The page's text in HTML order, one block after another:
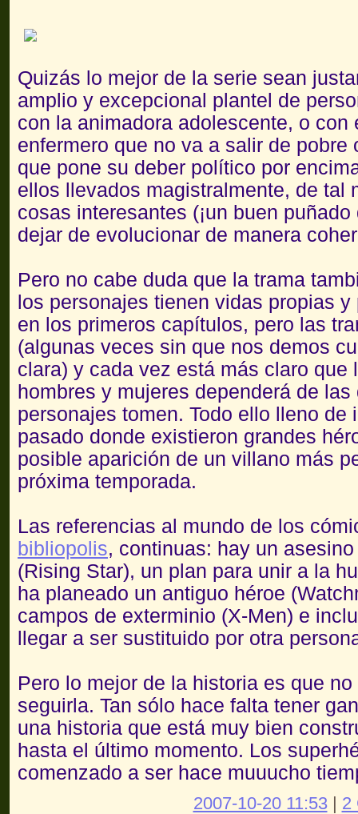
Quizás lo mejor de la serie sean
amplio y excepcional plantel de
con la animadora adolescente, o
enfermero que no va a salir de
que pone su deber político por
ellos llevados magistralmente, de tal
cosas interesantes (¡un buen
dejar de evolucionar de manera
Pero no cabe duda que la trama
los personajes tienen vidas propias
en los primeros capítulos, pero las
(algunas veces sin que nos demos
clara) y cada vez está más claro que
hombres y mujeres dependerá de
personajes tomen. Todo ello lleno de
pasado donde existieron grandes
posible aparición de un villano más
próxima temporada.
Las referencias al mundo de los
bibliopolis, continuas: hay un
(Rising Star), un plan para unir a la
ha planeado un antiguo héroe
campos de exterminio (X-Men) e
llegar a ser sustituido por otra
Pero lo mejor de la historia es que
seguirla. Tan sólo hace falta tener
una historia que está muy bien
hasta el último momento. Los
comenzado a ser hace muuucho
2007-10-20 11:53| 2